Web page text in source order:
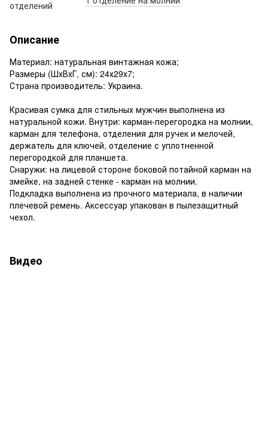
отделений
Описание
Материал: натуральная винтажная кожа;
Размеры (ШхВхГ, см): 24х29х7;
Страна производитель: Украина.
Красивая сумка для стильных мужчин выполнена из
натуральной кожи. Внутри: карман-перегородка на молнии,
карман для телефона, отделения для ручек и мелочей,
держатель для ключей, отделение с уплотненной
перегородкой для планшета.
Снаружи: на лицевой стороне боковой потайной карман на
змейке, на задней стенке - карман на молнии.
Подкладка выполнена из прочного материала, в наличии
плечевой ремень. Аксессуар упакован в пылезащитный
чехол.
Видео